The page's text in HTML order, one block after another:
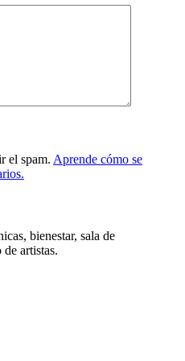
el spam. Aprende cómo se
bienestar, sala de
artistas.